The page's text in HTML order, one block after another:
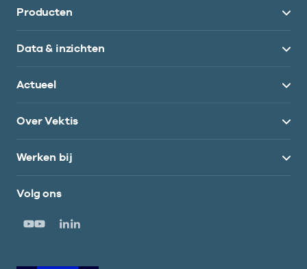
Producten
Data & inzichten
Actueel
Over Vektis
Werken bij
Volg ons